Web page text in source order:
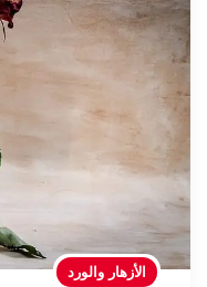
الأزهار والورد